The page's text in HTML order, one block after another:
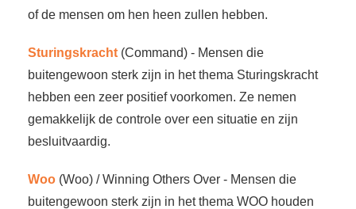
of de mensen om hen heen zullen hebben.
Sturingskracht (Command) - Mensen die
buitengewoon sterk zijn in het thema Sturingskracht
hebben een zeer positief voorkomen. Ze nemen
gemakkelijk de controle over een situatie en zijn
besluitvaardig.
Woo (Woo) / Winning Others Over - Mensen die
buitengewoon sterk zijn in het thema WOO houden